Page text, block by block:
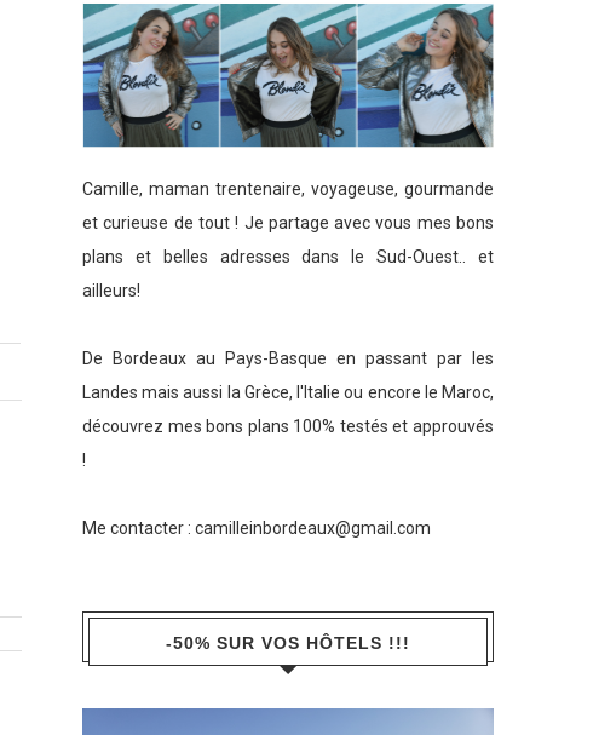
Camille, maman trentenaire, voyageuse, gourmande
et curieuse de tout ! Je partage avec vous mes bons
plans et belles adresses dans le Sud-Ouest.. et
ailleurs!
De Bordeaux au Pays-Basque en passant par les
Landes mais aussi la Grèce, l'Italie ou encore le Maroc,
découvrez mes bons plans 100% testés et approuvés
!
Me contacter : camilleinbordeaux@gmail.com
-50% SUR VOS HÔTELS !!!